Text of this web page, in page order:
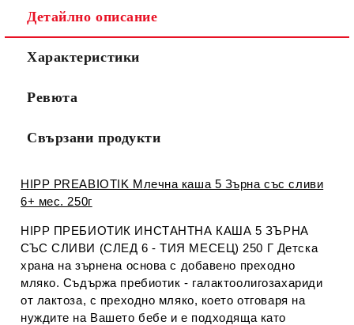
Съгласен съм сПолитиката за лични данни
Ние ще се свържем с вас в рамките на работния ден.
Детайлно описание
Характеристики
Ревюта
Свързани продукти
HIPP PREABIOTIK Млечна каша 5 Зърна със сливи
6+ мес. 250г
HIPP ПРЕБИОТИК ИНСТАНТНА КАША 5 ЗЪРНА
СЪС СЛИВИ (СЛЕД 6 - ТИЯ МЕСЕЦ) 250 Г Детска
храна на зърнена основа с добавено преходно
мляко. Съдържа пребиотик - галактоолигозахариди
от лактоза, с преходно мляко, което отговаря на
нуждите на Вашето бебе и е подходяща като